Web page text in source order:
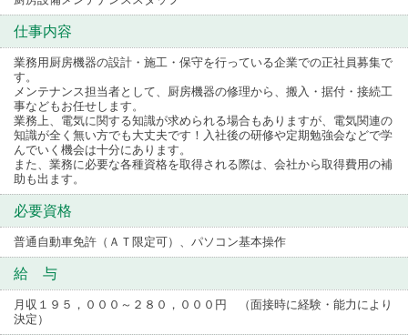
仕事内容
業務用厨房機器の設計・施工・保守を行っている企業での正社員募集で
す。
メンテナンス担当者として、厨房機器の修理から、搬入・据付・接続工
事などもお任せします。
業務上、電気に関する知識が求められる場合もありますが、電気関連の
知識が全く無い方でも大丈夫です！入社後の研修や定期勉強会などで学
んでいく機会は十分にあります。
また、業務に必要な各種資格を取得される際は、会社から取得費用の補
助も出ます。
必要資格
普通自動車免許（ＡＴ限定可）、パソコン基本操作
給 与
月収１９５，０００～２８０，０００円 （面接時に経験・能力により
決定）